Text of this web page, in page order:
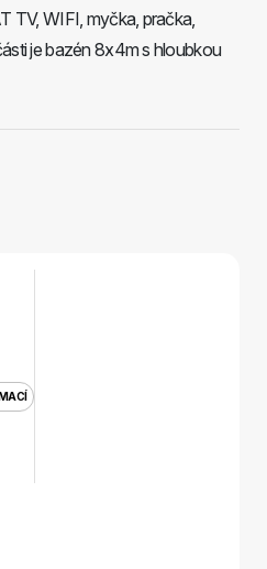
TV, WIFI, myčka, pračka,
je bazén 8x4m s hloubkou